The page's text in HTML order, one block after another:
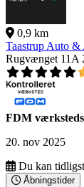
0,9 km
Taastrup Auto
Rugvænget 11A
FDM
20. nov 2025
Du kan
Åbningstider